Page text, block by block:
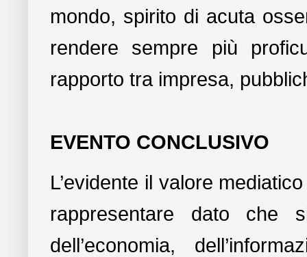
mondo, spirito di acuta
rendere sempre più
rapporto tra impresa,
EVENTO CONCLUSIVO
L’evidente il valore
rappresentare dato che
dell’economia,